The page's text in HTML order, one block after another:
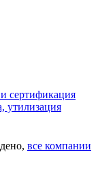
сертификация
утилизация
все компании